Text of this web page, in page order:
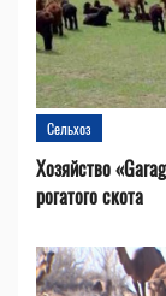
Сельхоз
Хозяйство
рогатого скота